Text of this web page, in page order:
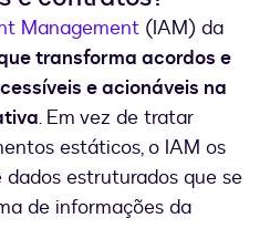
Management (IAM) da
transforma acordos e
e acionáveis na
. Em vez de tratar
estáticos, o IAM os
estruturados que se
de informações da